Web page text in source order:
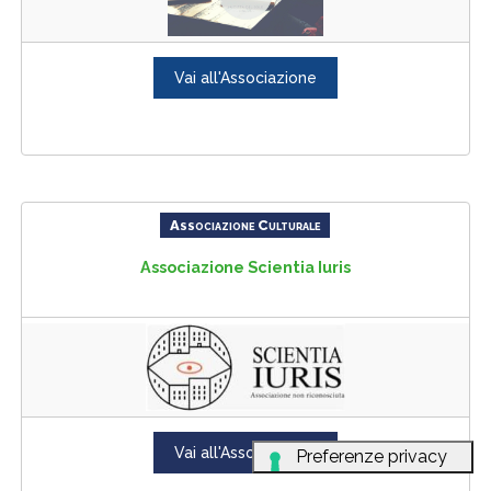
Vai all'Associazione
Associazione Culturale
Associazione Scientia Iuris
Vai all'Associazione